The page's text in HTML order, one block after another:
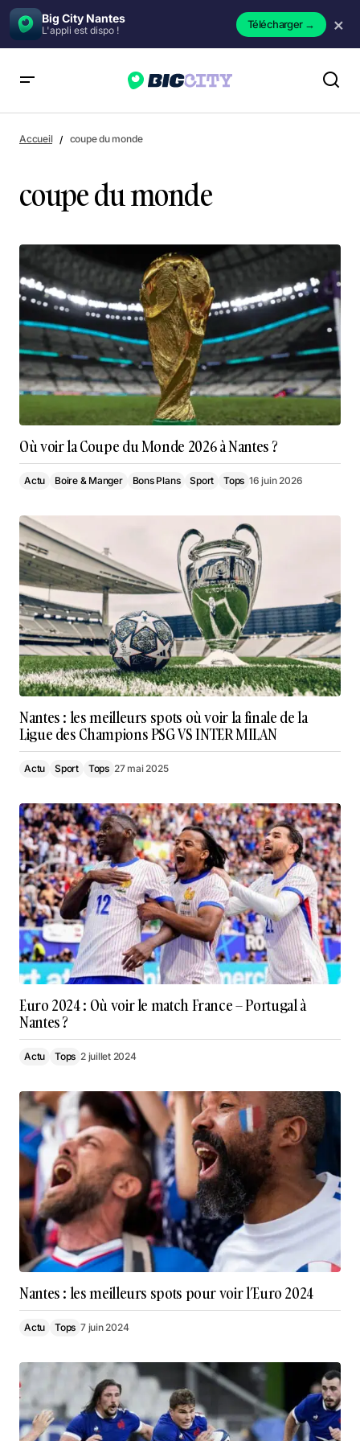
Big City Nantes
L'appli est dispo ! Télécharger→ ×
Accueil coupe du monde
coupe du monde
Où voir la Coupe du Monde 2026 à Nantes ?
Actu Boire & Manger Bons Plans Sport Tops 16 juin 2026
Nantes : les meilleurs spots où voir la finale de la
Ligue des Champions PSG VS INTER MILAN
Actu Sport Tops 27 mai 2025
Euro 2024 : Où voir le match France – Portugal à
Nantes ?
Actu Tops 2 juillet 2024
Nantes : les meilleurs spots pour voir l’Euro 2024
Actu Tops 7 juin 2024